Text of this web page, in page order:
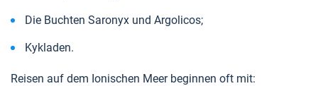
Die Buchten Saronyx und Argolicos;
Kykladen.
Reisen auf dem Ionischen Meer beginnen oft mit: